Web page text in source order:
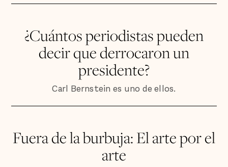
¿Cuántos periodistas pueden
decir que derrocaron un
presidente?
Carl Bernstein es uno de ellos.
Fuera de la burbuja: El arte por el
arte